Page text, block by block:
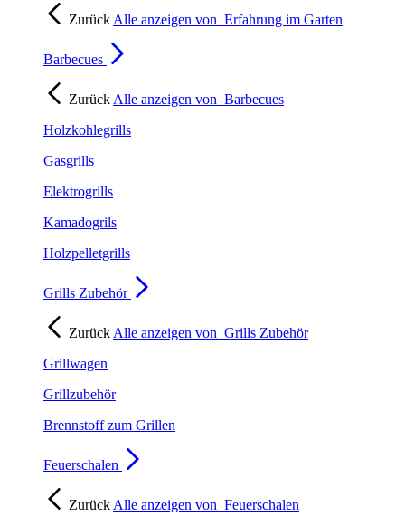
Zurück Alle anzeigen von Erfahrung im Garten
Barbecues
Zurück Alle anzeigen von Barbecues
Holzkohlegrills
Gasgrills
Elektrogrills
Kamadogrils
Holzpelletgrills
Grills Zubehör
Zurück Alle anzeigen von Grills Zubehör
Grillwagen
Grillzubehör
Brennstoff zum Grillen
Feuerschalen
Zurück Alle anzeigen von Feuerschalen